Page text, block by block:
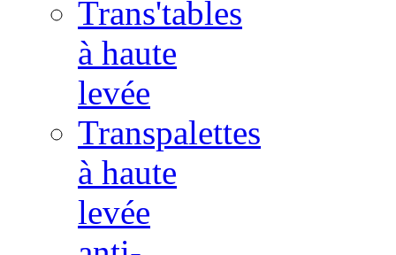
Trans'tables
à haute
levée
Transpalettes
à haute
levée